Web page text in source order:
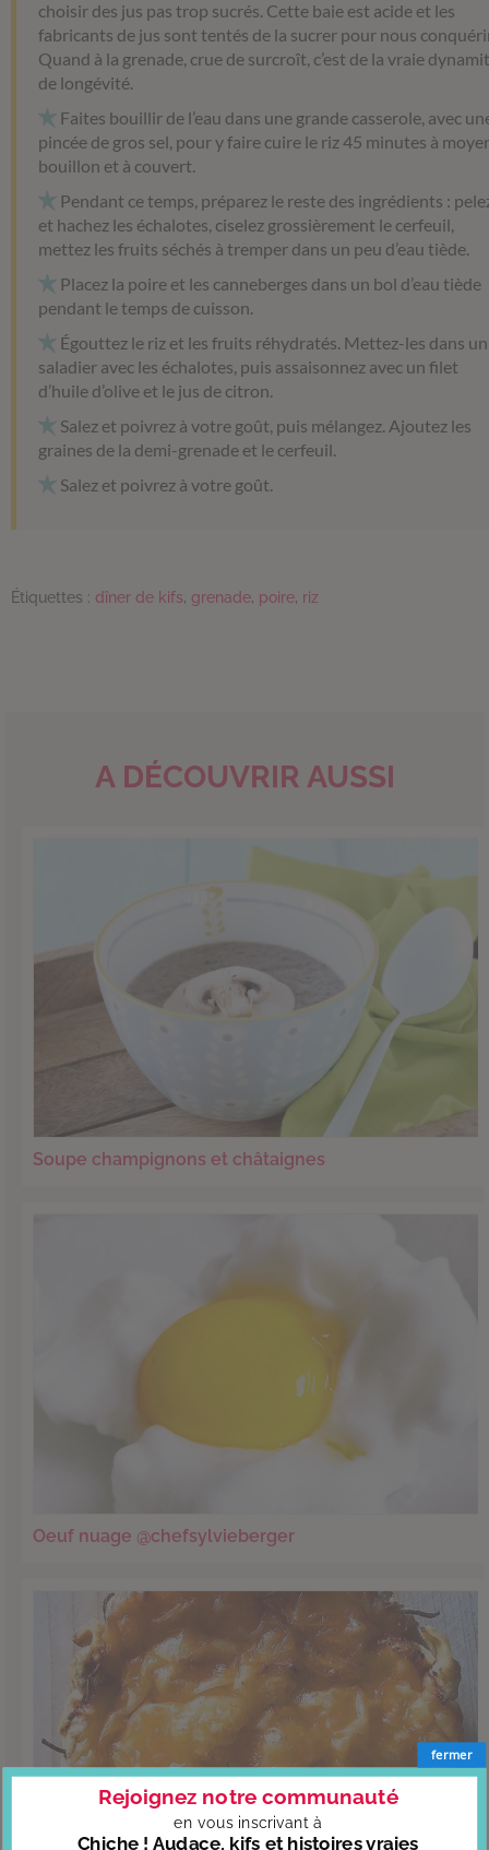
choisir des jus pas trop sucrés. Cette baie est acide et les
fabricants de jus sont tentés de la sucrer pour nous
Quand à la grenade, crue de surcroît, c’est de la vraie
de longévité.
Faites bouillir de l’eau dans une grande casserole, avec
pincée de gros sel, pour y faire cuire le riz 45 minutes à
bouillon et à couvert.
Pendant ce temps, préparez le reste des ingrédients :
et hachez les échalotes, ciselez grossièrement le cerfeuil,
mettez les fruits séchés à tremper dans un peu d’eau tiède.
Placez la poire et les canneberges dans un bol d’eau tiède
pendant le temps de cuisson.
Égouttez le riz et les fruits réhydratés. Mettez-les dans un
saladier avec les échalotes, puis assaisonnez avec un filet
d’huile d’olive et le jus de citron.
Salez et poivrez à votre goût, puis mélangez. Ajoutez les
graines de la demi-grenade et le cerfeuil.
Salez et poivrez à votre goût.
Étiquettes : dîner de kifs, grenade, poire, riz
A DÉCOUVRIR AUSSI
Soupe champignons et châtaignes
Oeuf nuage @chefsylvieberger
Rejoignez notre communauté
en vous inscrivant à
Chiche ! Audace, kifs et histoires vraies
fermer